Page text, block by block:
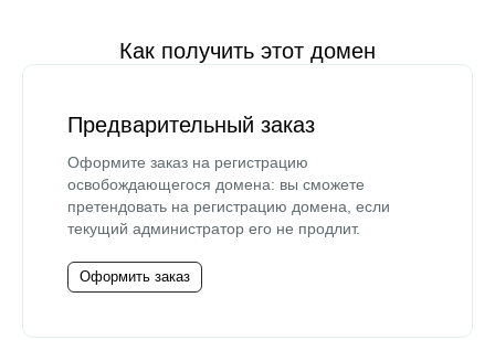
Как получить этот домен
Предварительный заказ
Оформите заказ на регистрацию
освобождающегося домена: вы сможете
претендовать на регистрацию домена, если
текущий администратор его не продлит.
Оформить заказ